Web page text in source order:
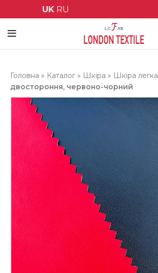
UK RU
Головна » Каталог » Шкіра » Шкіра легка
двостороння, червоно-чорний